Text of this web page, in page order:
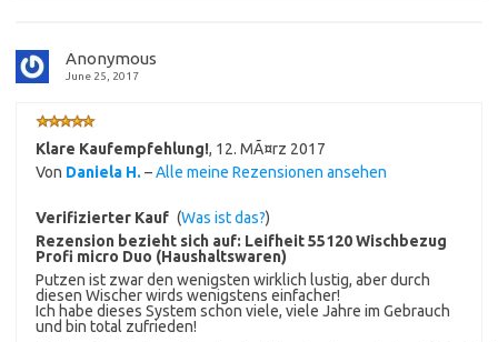
Anonymous
June 25, 2017
Klare Kaufempfehlung!, 12. MÃ¤rz 2017
Von Daniela H. –Alle meine Rezensionen ansehen
Verifizierter Kauf (Was ist das?)
Rezension bezieht sich auf: Leifheit 55120 Wischbezug
Profi micro Duo (Haushaltswaren)
Putzen ist zwar den wenigsten wirklich lustig, aber durch
diesen Wischer wirds wenigstens einfacher!
Ich habe dieses System schon viele, viele Jahre im Gebrauch
und bin total zufrieden!